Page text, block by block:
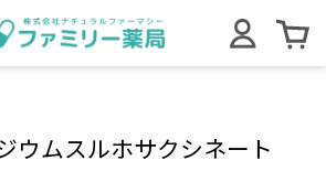
ウムスルホサクシネート